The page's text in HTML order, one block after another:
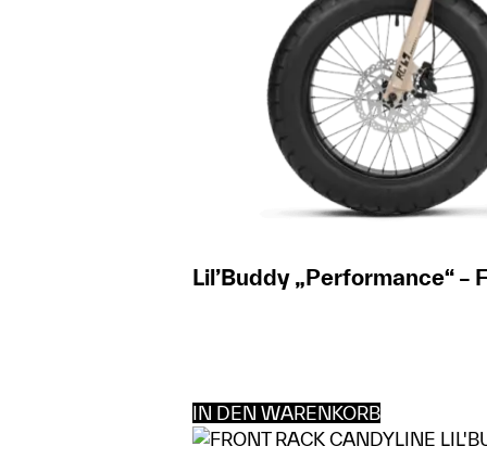
Lil’Buddy „Performance“ –
IN DEN WARENKORB